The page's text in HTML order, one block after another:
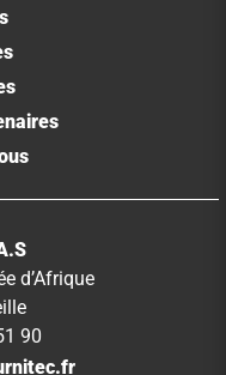
d’Afrique
90